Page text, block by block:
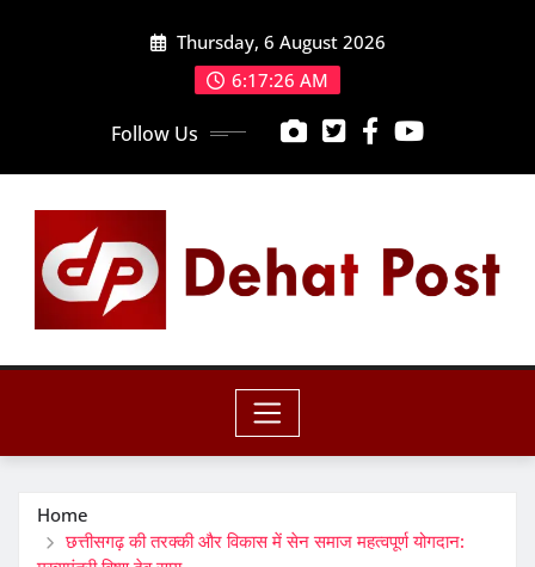
Thursday, 6 August 2026
6:17:27 AM
Follow Us
Home
छत्तीसगढ़ की तरक्की और विकास में सेन समाज महत्वपूर्ण योगदान: